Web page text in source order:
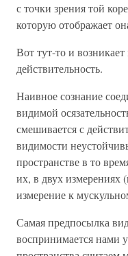
с точки зрения той
которую отображает
Вот тут-то и
действительность.
Наивное сознание
видимой
смешивается с
видимости
пространстве в то
их, в двух измерениях
измерение к
Самая предпосылка
воспринимается нами